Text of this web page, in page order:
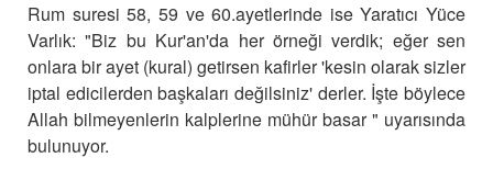
Rum suresi 58, 59 ve 60.ayetlerinde ise Yaratıcı Yüce
Varlık: "Biz bu Kur'an'da her örneği verdik; eğer sen
onlara bir ayet (kural) getirsen kafirler 'kesin olarak sizler
iptal edicilerden başkaları değilsiniz' derler. İşte böylece
Allah bilmeyenlerin kalplerine mühür basar " uyarısında
bulunuyor.